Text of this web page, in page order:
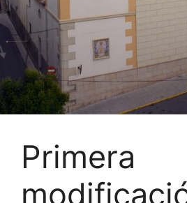
Primera